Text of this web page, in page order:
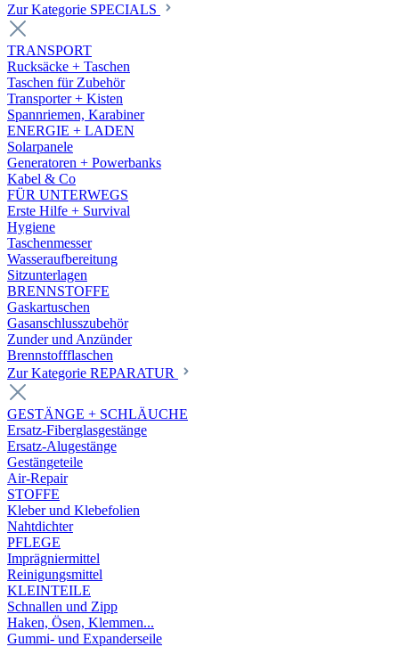
Zur Kategorie SPECIALS
TRANSPORT
Rucksäcke + Taschen
Taschen für Zubehör
Transporter + Kisten
Spannriemen, Karabiner
ENERGIE + LADEN
Solarpanele
Generatoren + Powerbanks
Kabel & Co
FÜR UNTERWEGS
Erste Hilfe + Survival
Hygiene
Taschenmesser
Wasseraufbereitung
Sitzunterlagen
BRENNSTOFFE
Gaskartuschen
Gasanschlusszubehör
Zunder und Anzünder
Brennstoffflaschen
Zur Kategorie REPARATUR
GESTÄNGE + SCHLÄUCHE
Ersatz-Fiberglasgestänge
Ersatz-Alugestänge
Gestängeteile
Air-Repair
STOFFE
Kleber und Klebefolien
Nahtdichter
PFLEGE
Imprägniermittel
Reinigungsmittel
KLEINTEILE
Schnallen und Zipp
Haken, Ösen, Klemmen...
Gummi- und Expanderseile